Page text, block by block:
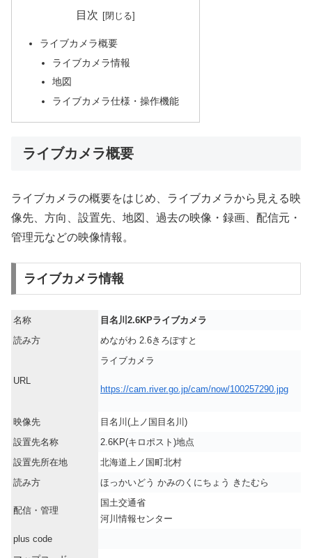
目次
ライブカメラ概要
ライブカメラ情報
地図
ライブカメラ仕様・操作機能
ライブカメラ概要
ライブカメラの概要をはじめ、ライブカメラから見える映
像先、方向、設置先、地図、過去の映像・録画、配信元・
管理元などの映像情報。
ライブカメラ情報
名称
目名川2.6KPライブカメラ
読み方
めながわ 2.6きろぽすと
URL
ライブカメラ
https://cam.river.go.jp/cam/now/100257290.jpg
映像先
目名川(上ノ国目名川)
設置先名称
2.6KP(キロポスト)地点
設置先所在地
北海道上ノ国町北村
読み方
ほっかいどう かみのくにちょう きたむら
配信・管理
国土交通省
河川情報センター
plus code